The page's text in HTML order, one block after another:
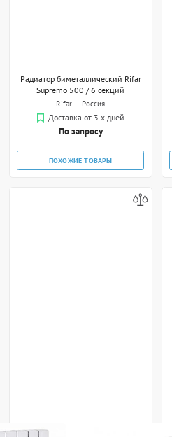
Радиатор биметаллический Rifar
Supremo 500 / 6 секций
Rifar
Россия
Доставка от 3-х дней
По запросу
ПОХОЖИЕ ТОВАРЫ